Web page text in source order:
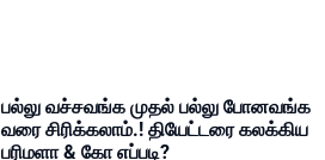
வரை சிரிக்கலாம்.! தியேட்டரை கலக்கிய
பரிமளா & கோ எப்படி?